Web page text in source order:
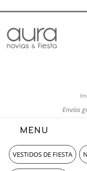
Envíos
MENU
VESTIDOS DE FIESTA